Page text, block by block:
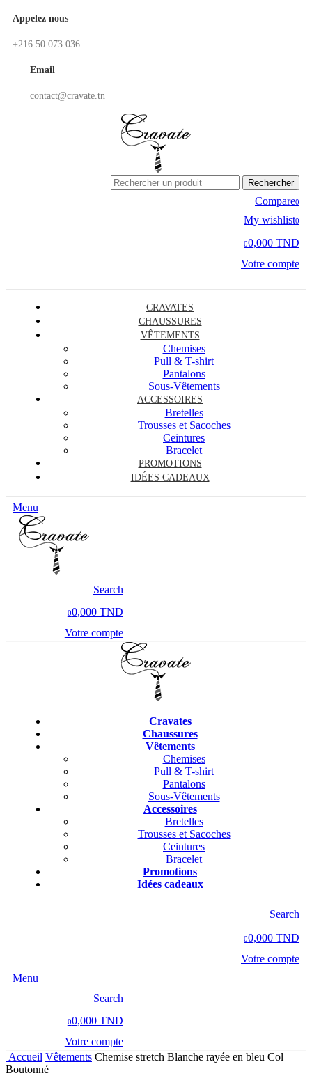
Appelez nous
+216 50 073 036
Email
contact@cravate.tn
Rechercher
Compare0
My wishlist0
00,000 TND
Votre compte
CRAVATES
CHAUSSURES
VÊTEMENTS
Chemises
Pull & T-shirt
Pantalons
Sous-Vêtements
ACCESSOIRES
Bretelles
Trousses et Sacoches
Ceintures
Bracelet
PROMOTIONS
IDÉES CADEAUX
Menu
Search
00,000 TND
Votre compte
Cravates
Chaussures
Vêtements
Chemises
Pull & T-shirt
Pantalons
Sous-Vêtements
Accessoires
Bretelles
Trousses et Sacoches
Ceintures
Bracelet
Promotions
Idées cadeaux
Search
00,000 TND
Votre compte
Menu
Search
00,000 TND
Votre compte
Accueil Vêtements Chemise stretch Blanche rayée en bleu Col
Boutonné